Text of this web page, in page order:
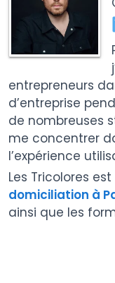
entrepreneurs
d’entreprise
de nombreuses
me concentrer
l’expérience
Les Tricolores
domiciliation à
ainsi que les